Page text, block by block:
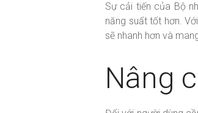
Sự cải tiến của Bộ
năng suất tốt hơn.
sẽ nhanh hơn và
Nâng